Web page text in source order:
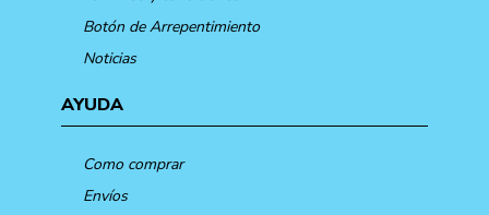
Botón de Arrepentimiento
Noticias
AYUDA
Como comprar
Envíos